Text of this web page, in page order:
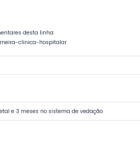
desta linha:
clinica-hospitalar
e 3 meses no sistema de vedação